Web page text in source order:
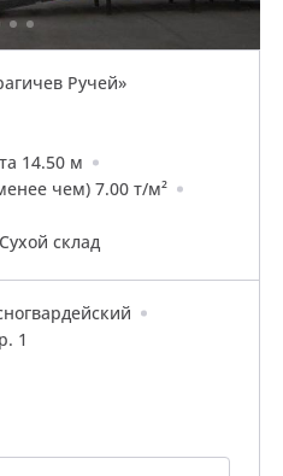
Ручей»
14.50 м
чем) 7.00 т/м²
склад
1